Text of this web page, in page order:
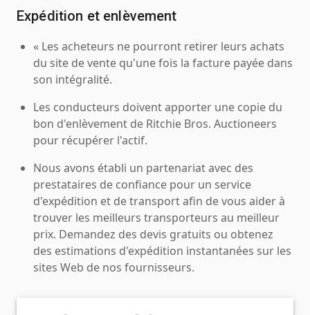
Expédition et enlèvement
« Les acheteurs ne pourront retirer leurs achats
du site de vente qu'une fois la facture payée dans
son intégralité.
Les conducteurs doivent apporter une copie du
bon d'enlèvement de Ritchie Bros. Auctioneers
pour récupérer l'actif.
Nous avons établi un partenariat avec des
prestataires de confiance pour un service
d'expédition et de transport afin de vous aider à
trouver les meilleurs transporteurs au meilleur
prix. Demandez des devis gratuits ou obtenez
des estimations d'expédition instantanées sur les
sites Web de nos fournisseurs.